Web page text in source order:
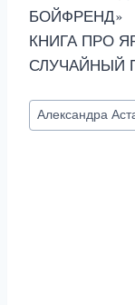
БОЙФРЕНД»
КНИГА ПРО
СЛУЧАЙНЫЙ
Метки
записи:
Александра